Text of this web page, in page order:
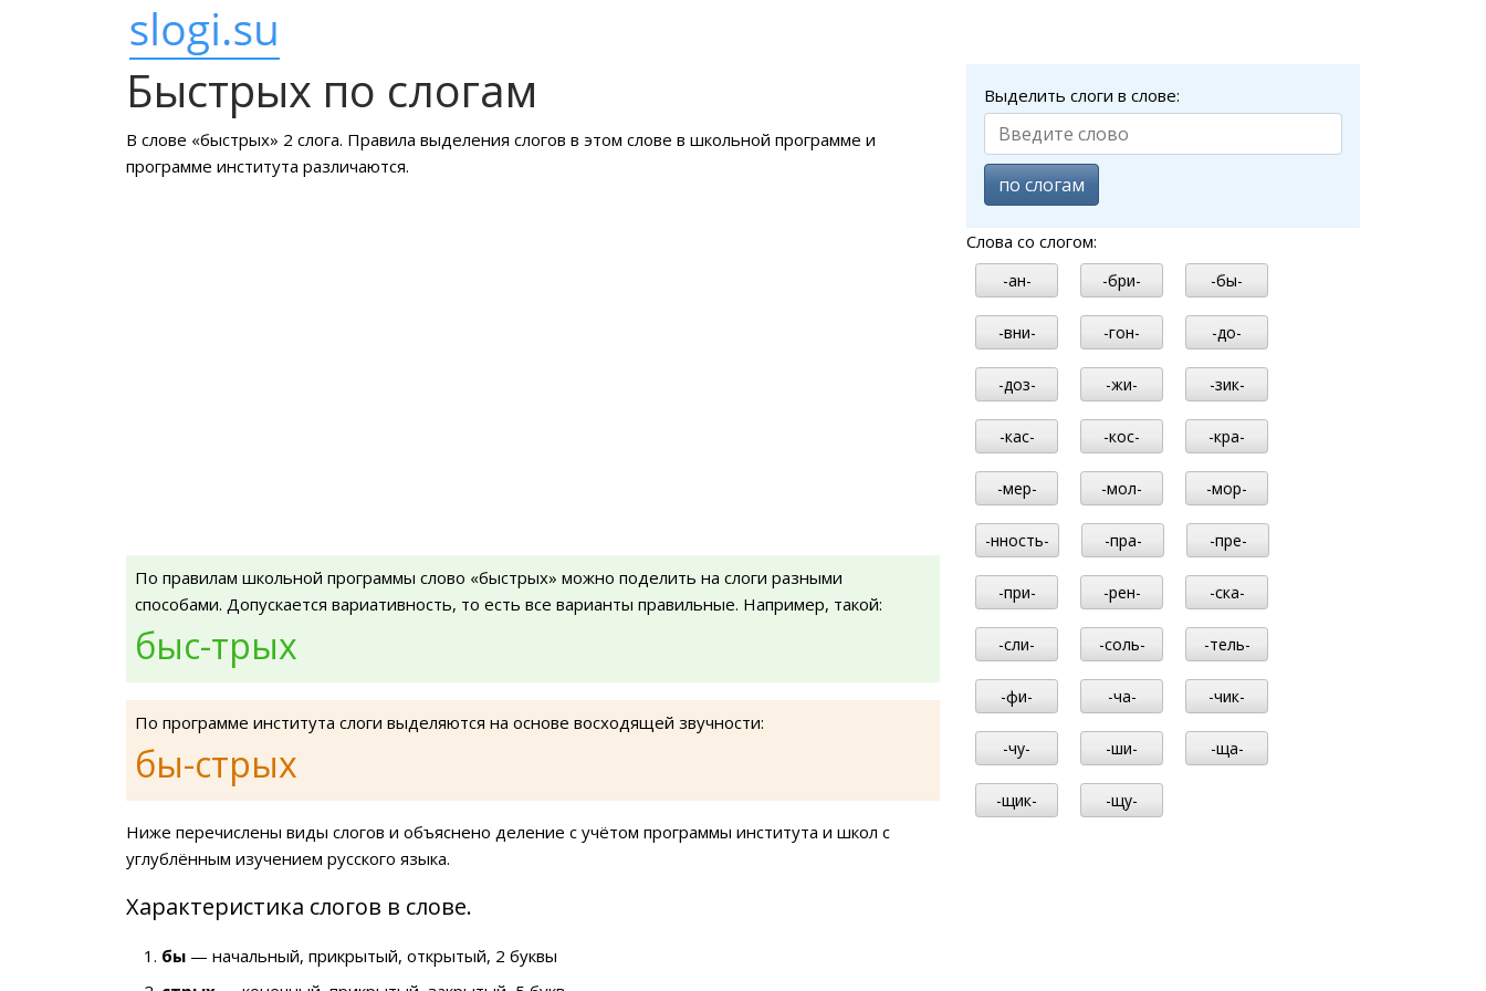
Быстрых по слогам
В слове «быстрых» 2 слога. Правила выделения слогов в этом слове в школьной программе и
программе института различаются.
По правилам школьной программы слово «быстрых» можно поделить на слоги разными
способами. Допускается вариативность, то есть все варианты правильные. Например, такой:
быс-трых
По программе института слоги выделяются на основе восходящей звучности:
бы-стрых
Ниже перечислены виды слогов и объяснено деление с учётом программы института и школ с
углублённым изучением русского языка.
Характеристика слогов в слове.
бы — начальный, прикрытый, открытый, 2 буквы
Выделить слоги в слове:
по слогам
Слова со слогом:
-ан- -бри- -бы-
-вни- -гон- -до-
-доз- -жи- -зик-
-кас- -кос- -кра-
-мер- -мол- -мор-
-нность- -пра- -пре-
-при- -рен- -ска-
-сли- -соль- -тель-
-фи- -ча- -чик-
-чу- -ши- -ща-
-щик- -щу-